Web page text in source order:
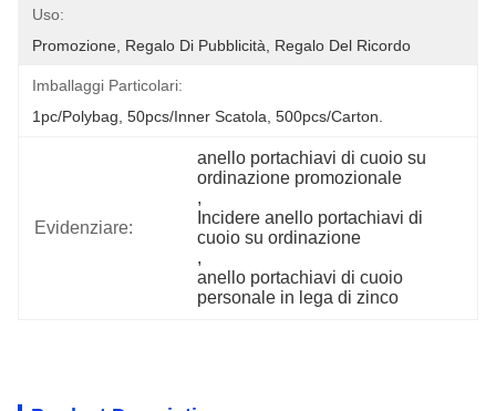
Uso:
Promozione, Regalo Di Pubblicità, Regalo Del Ricordo
Imballaggi Particolari:
1pc/polybag, 50pcs/inner Scatola, 500pcs/carton.
Evidenziare:
anello portachiavi di cuoio su
ordinazione promozionale
,
Incidere anello portachiavi di
cuoio su ordinazione
,
anello portachiavi di cuoio
personale in lega di zinco